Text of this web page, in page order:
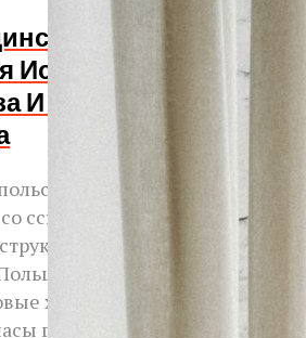
Страна
Использует
И Не Пополняет
издание
ссылкой на ассоциацию
Европы (GIE)
отказывается
хранилища, однако
газа. Несмотря...